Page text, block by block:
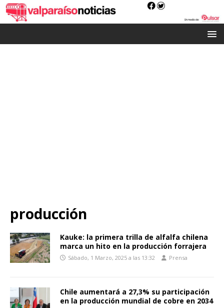
producción
Kauke: la primera trilla de alfalfa chilena
marca un hito en la producción forrajera
Sábado, 1 Marzo, 2025 a las 13:32 Prensa
Chile aumentará a 27,3% su participación
en la producción mundial de cobre en 2034